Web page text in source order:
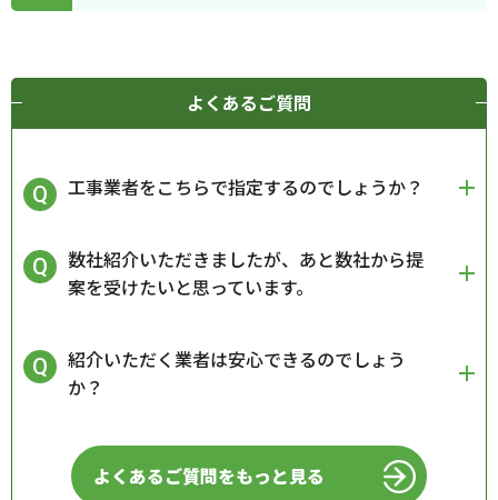
よくあるご質問
工事業者をこちらで指定するのでしょうか？
数社紹介いただきましたが、あと数社から提
案を受けたいと思っています。
紹介いただく業者は安心できるのでしょう
か？
よくあるご質問をもっと見る